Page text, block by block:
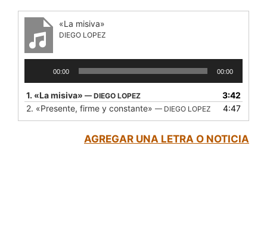
«La misiva»
DIEGO LOPEZ
audio
00:00 00:00
1. «La misiva» — DIEGO LOPEZ
3:42
2. «Presente, firme y constante» — DIEGO LOPEZ 4:47
AGREGAR UNA LETRA O NOTICIA